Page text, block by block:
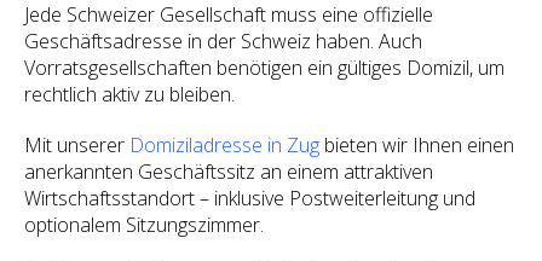
Jede Schweizer Gesellschaft muss eine offizielle
Geschäftsadresse in der Schweiz haben. Auch
Vorratsgesellschaften benötigen ein gültiges Domizil, um
rechtlich aktiv zu bleiben.
Mit unserer Domiziladresse in Zug bieten wir Ihnen einen
anerkannten Geschäftssitz an einem attraktiven
Wirtschaftsstandort – inklusive Postweiterleitung und
optionalem Sitzungszimmer.